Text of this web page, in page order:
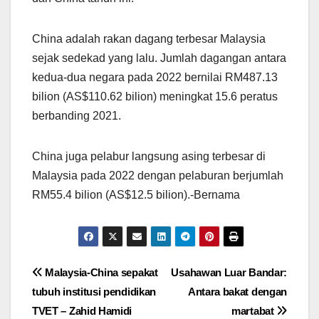
China adalah rakan dagang terbesar Malaysia
sejak sedekad yang lalu. Jumlah dagangan antara
kedua-dua negara pada 2022 bernilai RM487.13
bilion (AS$110.62 bilion) meningkat 15.6 peratus
berbanding 2021.
China juga pelabur langsung asing terbesar di
Malaysia pada 2022 dengan pelaburan berjumlah
RM55.4 bilion (AS$12.5 bilion).-Bernama
Post
navigation
Usahawan Luar Bandar:
Antara bakat dengan
martabat
Malaysia-China sepakat
tubuh institusi pendidikan
TVET – Zahid Hamidi